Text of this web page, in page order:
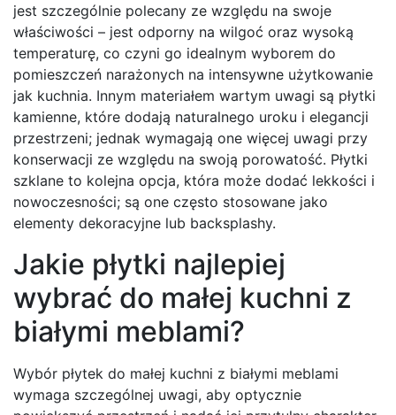
jest szczególnie polecany ze względu na swoje
właściwości – jest odporny na wilgoć oraz wysoką
temperaturę, co czyni go idealnym wyborem do
pomieszczeń narażonych na intensywne użytkowanie
jak kuchnia. Innym materiałem wartym uwagi są płytki
kamienne, które dodają naturalnego uroku i elegancji
przestrzeni; jednak wymagają one więcej uwagi przy
konserwacji ze względu na swoją porowatość. Płytki
szklane to kolejna opcja, która może dodać lekkości i
nowoczesności; są one często stosowane jako
elementy dekoracyjne lub backsplashy.
Jakie płytki najlepiej
wybrać do małej kuchni z
białymi meblami?
Wybór płytek do małej kuchni z białymi meblami
wymaga szczególnej uwagi, aby optycznie